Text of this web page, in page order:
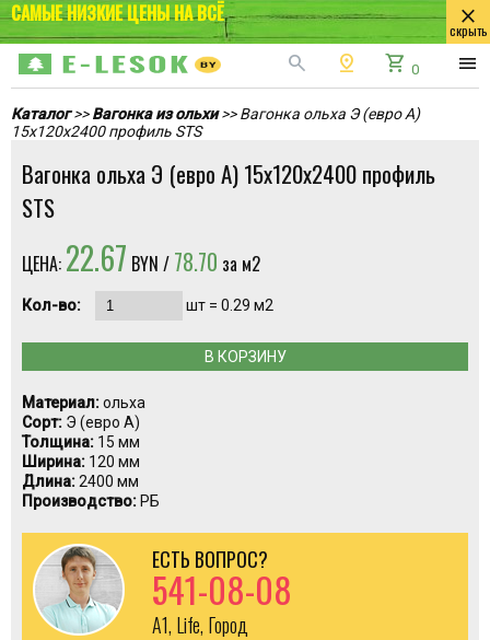
САМЫЕ НИЗКИЕ ЦЕНЫ НА ВСЁ close
скрыть
search pin_drop shopping_cart 0 menu
Каталог>>Вагонка из ольхи >> Вагонка ольха Э (евро А)
15х120х2400 профиль STS
Вагонка ольха Э (евро А) 15х120х2400 профиль
STS
ЦЕНА: 22.67 BYN / 78.70 за м2
Кол-во: шт = 0.29 м2
В КОРЗИНУ
Материал:ольха
Сорт: Э (евро А)
Толщина: 15 мм
Ширина: 120 мм
Длина:2400 мм
Производство: РБ
ЕСТЬ ВОПРОС?
541-08-08
A1, Life, Город